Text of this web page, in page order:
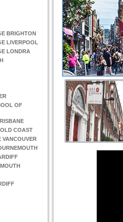
BRIGHTON
LIVERPOOL
LONDRA
OF
COAST